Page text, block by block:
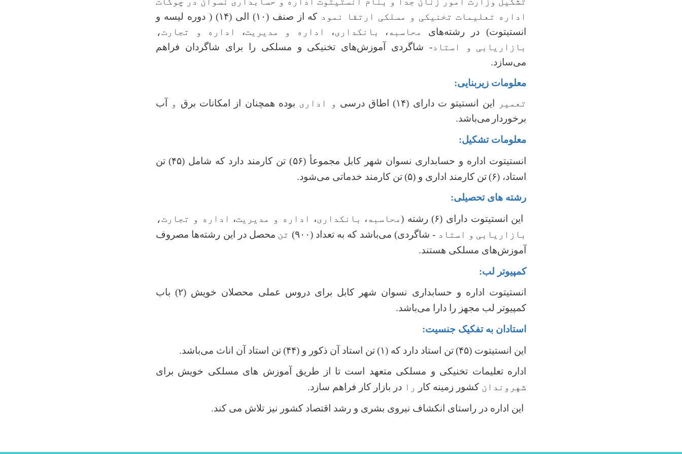
اداره تعلیمات تخنیکی و مسلکی ارتقا نمود که از صنف(۱۰) الی(۱۴) (
دوره لیسه و
انستیتوت) در رشته‌های محاسبه ، بانکداری، اداره و مدیریت،
اداره و تجارت،
بازاریابی
و استاد- شاگردی
آموزش‌های تخنیکی و مسلکی را برای شاگردان فراهم‌
می‌سازد.
معلومات زیربنایی:
تعمیر
این انستیتو ت دارای (۱۴)اطاق درسی و اداری بوده همچنان از امکانات برق و
آب
برخوردار می‌باشد.
معلومات تشکیل:
انستیتوت اداره و حسابداری نسوان شهر کابل مجموعأ(۵۶) تن کارمند دارد که شامل (۴۵)
تن
استاد، (۶) تن کارمند اداری و (۵) تن کارمند خدماتی می‌شود.
رشته های تحصیلی:
این انستیتوت دارای(۶) رشته (محاسبه ، بانکداری، اداره و مدیریت،
اداره و تجارت،
بازاریابی و استاد - شاگردی) می‌باشد که به تعداد(۹۰۰) تن محصل در این رشته‌ها مصروف
آموزش‌های مسلکی هستند.
کمپیوتر لب:
انستیتوت اداره و حسابداری نسوان شهر کابل برای دروس عملی محصلان خویش (۲) باب
کمپیوتر لب مجهز را دارا می‌باشد.
استادان به تفکیک جنسیت:
این انستیتوت (۴۵) تن استاد دارد که (۱) تن استاد آن ذکور و (۴۴) تن استاد آن اناث می‌باشد.
اداره تعلیمات تخنیکی و مسلکی متعهد است تا از طریق آموزش های مسلکی خویش برای
شهروندان کشور زمینه کار را در بازار کار فراهم سازد.
این اداره در راستای انکشاف نیروی بشری و رشد اقتصاد کشور نیز تلاش می کند.